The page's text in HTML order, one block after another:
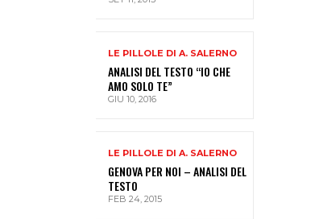
LE PILLOLE DI A. SALERNO
ANALISI DEL TESTO “IO CHE
AMO SOLO TE”
GIU 10, 2016
LE PILLOLE DI A. SALERNO
GENOVA PER NOI – ANALISI DEL
TESTO
FEB 24, 2015